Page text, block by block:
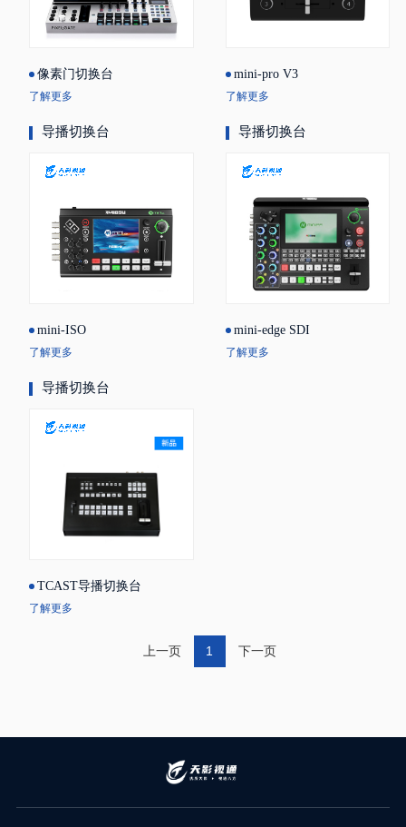
像素门切换台
了解更多
mini-pro V3
了解更多
导播切换台
mini-ISO
了解更多
导播切换台
mini-edge SDI
了解更多
导播切换台
TCAST导播切换台
了解更多
上一页 1 下一页